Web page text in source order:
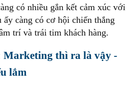
có nhiều gắn kết cảm xúc với
càng có cơ hội chiến thắng
trí và trái tim khách hàng.
Marketing thì ra là vậy -
lắm